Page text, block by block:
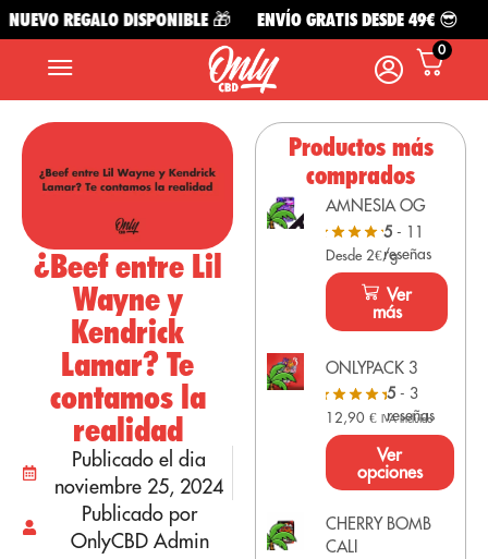
REGALO DISPONIBLE 🎁 ENVÍO GRATIS DESDE 49€ 😎
0
¿Beef entre Lil
Wayne y
Kendrick
Lamar? Te
contamos la
realidad
Publicado el dia
noviembre 25, 2024
Publicado por
OnlyCBD Admin
Productos más
comprados
AMNESIA OG
5- 11
reseñas
Desde 2€/g
Ver
más
ONLYPACK 3
5- 3
reseñas
12,90€ IVA Incluido
Ver
opciones
CHERRY BOMB
CALI